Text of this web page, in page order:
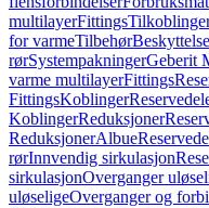
multilayerFittings
for varmeTilbehør
rørSystempakningerGeberit
varme multilayerFittings
FittingsKoblinger
KoblingerReduksjoner
ReduksjonerAlbue
rørInnvendig sirkulasjon
sirkulasjonOverganger
uløseligeOverganger og